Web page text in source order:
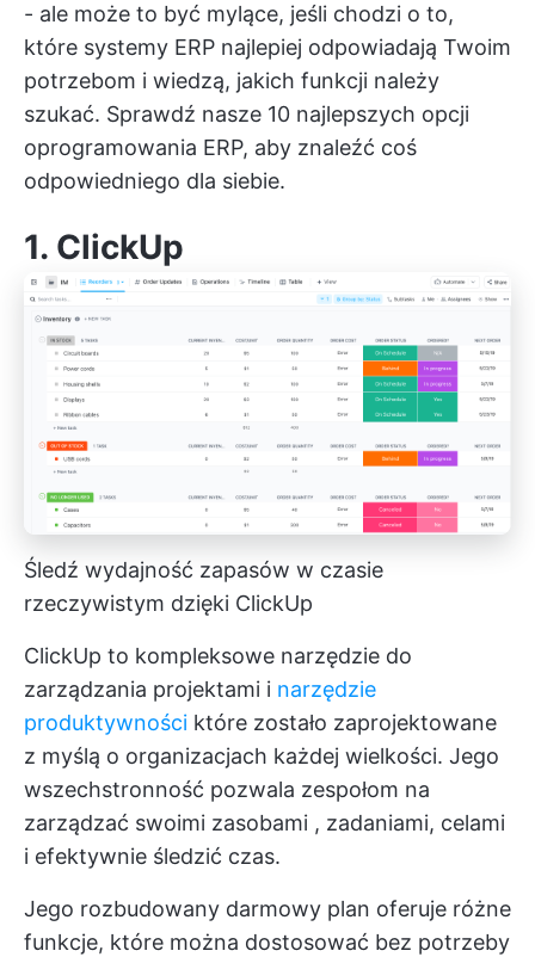
- ale może to być mylące, jeśli chodzi o to,
które systemy ERP najlepiej odpowiadają Twoim
potrzebom i wiedzą, jakich funkcji należy
szukać. Sprawdź nasze 10 najlepszych opcji
oprogramowania ERP, aby znaleźć coś
odpowiedniego dla siebie.
1. ClickUp
Śledź wydajność zapasów w czasie
rzeczywistym dzięki ClickUp
ClickUp to kompleksowe narzędzie do
zarządzania projektami i narzędzie
produktywności które zostało zaprojektowane
z myślą o organizacjach każdej wielkości. Jego
wszechstronność pozwala zespołom na
zarządzać swoimi zasobami , zadaniami, celami
i efektywnie śledzić czas.
Jego rozbudowany darmowy plan oferuje różne
funkcje, które można dostosować bez potrzeby